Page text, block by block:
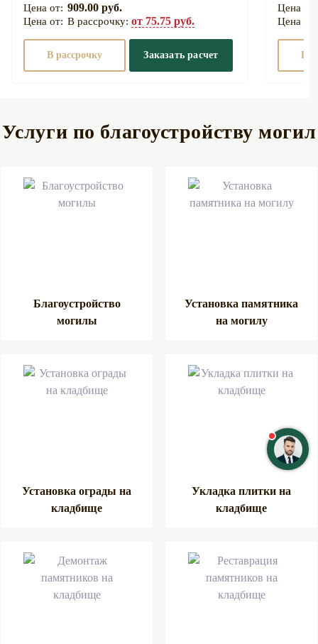
909.00 руб.
В рассрочку: от 75.75 руб.
В рассрочку Заказать расчет В
Услуги по благоустройству могил
Благоустройство
могилы
Установка памятника
на могилу
Установка ограды на
кладбище
Укладка плитки на
кладбище